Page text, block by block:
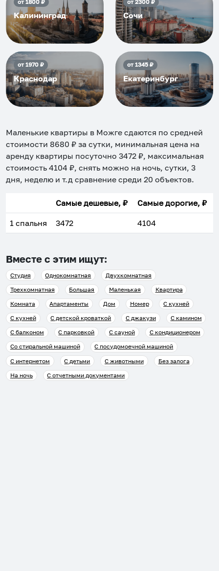
от1800₽
Калининград
от2300₽
Сочи
от1970₽
Краснодар
от1345₽
Екатеринбург
Маленькие квартиры в Можге сдаются по средней
стоимости 8680 ₽ за сутки, минимальная цена на
аренду квартиры посуточно 3472 ₽, максимальная
стоимость 4104 ₽, снять можно на ночь, сутки, 3
дня, неделю и т.д сравнение среди 20 объектов.
Самые дешевые, ₽ Самые дорогие, ₽
1 спальня 3472 4104
Вместе с этим ищут:
Студия Однокомнатная
Двухкомнатная
Трехкомнатная
Большая Маленькая
Квартира
Комната
Апартаменты Дом Номер
С кухней
С кухней
С детской кроваткой С джакузи
С камином
С балконом
С парковкой С сауной
С кондиционером
Со стиральной машиной
С посудомоечной машиной
С интернетом
С детьми С животными
Без залога
На ночь
С отчетными документами